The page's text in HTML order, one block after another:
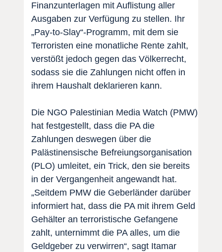
Finanzunterlagen mit Auflistung aller
Ausgaben zur Verfügung zu stellen. Ihr
„Pay-to-Slay“-Programm, mit dem sie
Terroristen eine monatliche Rente zahlt,
verstößt jedoch gegen das Völkerrecht,
sodass sie die Zahlungen nicht offen in
ihrem Haushalt deklarieren kann.
Die NGO Palestinian Media Watch (PMW)
hat festgestellt, dass die PA die
Zahlungen deswegen über die
Palästinensische Befreiungsorganisation
(PLO) umleitet, ein Trick, den sie bereits
in der Vergangenheit angewandt hat.
„Seitdem PMW die Geberländer darüber
informiert hat, dass die PA mit ihrem Geld
Gehälter an terroristische Gefangene
zahlt, unternimmt die PA alles, um die
Geldgeber zu verwirren“, sagt Itamar